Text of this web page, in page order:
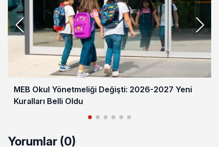
MEB Okul Yönetmeliği Değişti: 2026-2027 Yeni
Kuralları Belli Oldu
Yorumlar (0)